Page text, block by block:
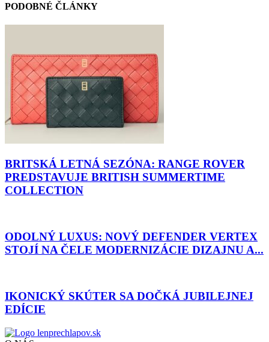
PODOBNÉ ČLÁNKY
BRITSKÁ LETNÁ SEZÓNA: RANGE ROVER
PREDSTAVUJE BRITISH SUMMERTIME
COLLECTION
ODOLNÝ LUXUS: NOVÝ DEFENDER VERTEX
STOJÍ NA ČELE MODERNIZÁCIE DIZAJNU A...
IKONICKÝ SKÚTER SA DOČKÁ JUBILEJNEJ
EDÍCIE